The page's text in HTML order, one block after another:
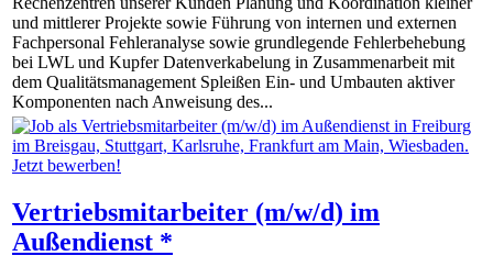
und mittlerer Projekte sowie Führung von internen und externen
Fachpersonal Fehleranalyse sowie grundlegende Fehlerbehebung
bei LWL und Kupfer Datenverkabelung in Zusammenarbeit mit
dem Qualitätsmanagement Spleißen Ein- und Umbauten aktiver
Komponenten nach Anweisung des...
Vertriebsmitarbeiter (m/w/d) im
Außendienst *